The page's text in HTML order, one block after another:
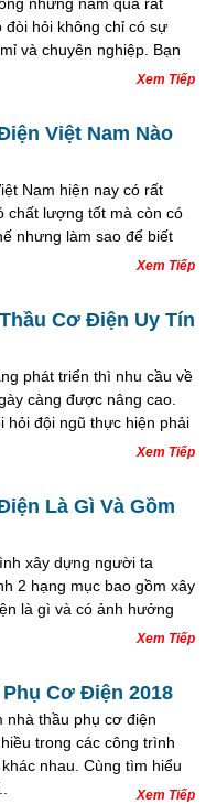
hỏi không chỉ có sự
và chuyên nghiệp. Bạn
Xem Tiếp
Việt Nam Nào
Nam hiện nay có rất
chất lượng tốt mà còn có
nhưng làm sao để biết
Xem Tiếp
Cơ Điện Uy Tín
phát triển thì nhu cầu về
càng được nâng cao.
hỏi đội ngũ thực hiện phải
Xem Tiếp
Là Gì Và Gồm
xây dựng người ta
2 hạng mục bao gồm xây
là gì và có ảnh hưởng
Xem Tiếp
Cơ Điện 2018
nhà thầu phụ cơ điện
trong các công trình
nhau. Cùng tìm hiểu
Xem Tiếp